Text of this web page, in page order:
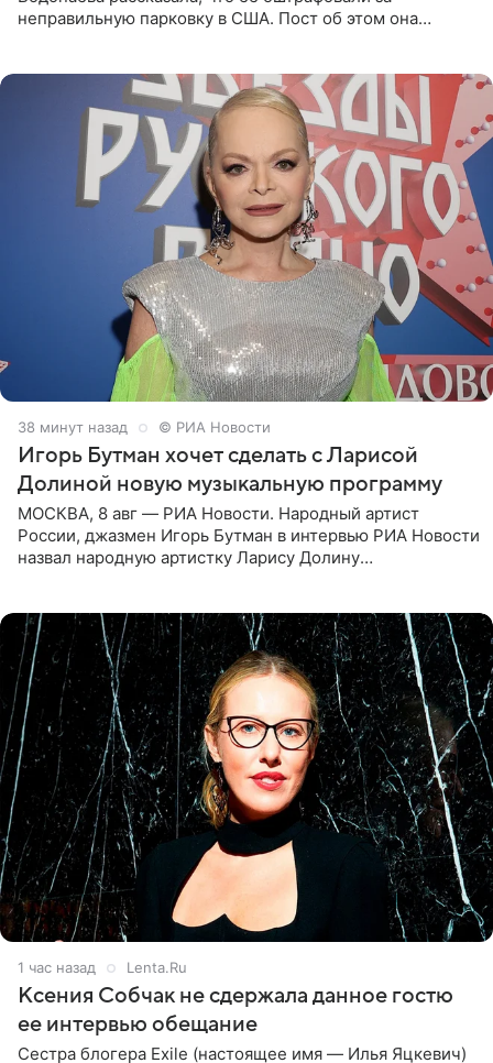
неправильную парковку в США. Пост об этом она
38 минут назад © РИА Новости
Игорь Бутман хочет сделать с Ларисой
Долиной новую музыкальную программу
МОСКВА, 8 авг — РИА Новости. Народный артист
России, джазмен Игорь Бутман в интервью РИА Новости
назвал народную артистку Ларису Долину
1 час назад Lenta.Ru
Ксения Собчак не сдержала данное гостю
ее интервью обещание
Сестра блогера Exile (настоящее имя — Илья Яцкевич)